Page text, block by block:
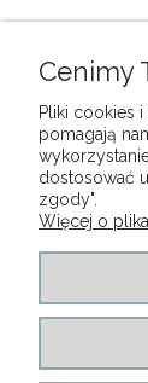
Cenimy
Pliki cookies
pomagają
dostosować
zgody".
Więcej o